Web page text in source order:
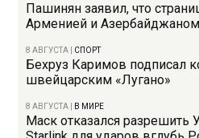
Пашинян заявил, что
Арменией и
8 АВГУСТА СПОРТ
Бехруз Каримов подписал
швейцарским «Лугано»
8 АВГУСТА В МИРЕ
Маск отказался разрешить